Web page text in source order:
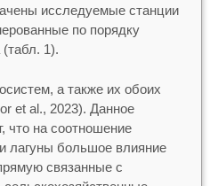
исследуемые станции
по порядку
(табл. 1).
а также их обоих
et al., 2023). Данное
что на соотношение
лагуны большое влияние
связанные с